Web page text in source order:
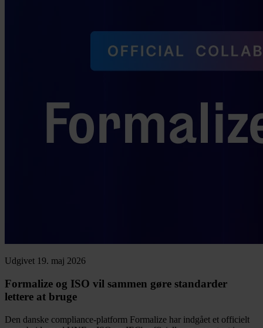
Udgivet 19. maj 2026
Formalize og ISO vil sammen gøre standarder
lettere at bruge
Den danske compliance-platform Formalize har indgået et officielt